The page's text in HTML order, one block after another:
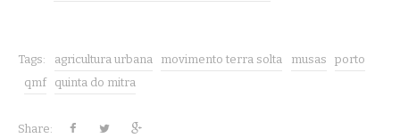
Tags: agricultura urbana movimento terra solta musas
porto
qmf
quinta do mitra
Share: